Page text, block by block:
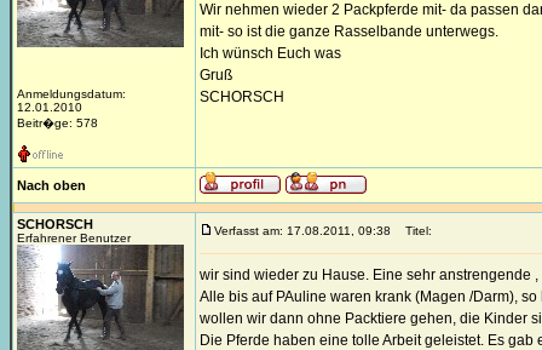
Anmeldungsdatum:
12.01.2010
Beitr�ge: 578
Wir nehmen wieder 2 Packpferde mit- da passen
mit- so ist die ganze Rasselbande unterwegs.
Ich wünsch Euch was
Gruß
SCHORSCH
Nach oben
SCHORSCH
Erfahrener Benutzer
Verfasst am: 17.08.2011, 09:38 Titel:
wir sind wieder zu Hause. Eine sehr anstrengende
Alle bis auf PAuline waren krank (Magen /Darm),
wollen wir dann ohne Packtiere gehen, die Kinder
Die Pferde haben eine tolle Arbeit geleistet. Es